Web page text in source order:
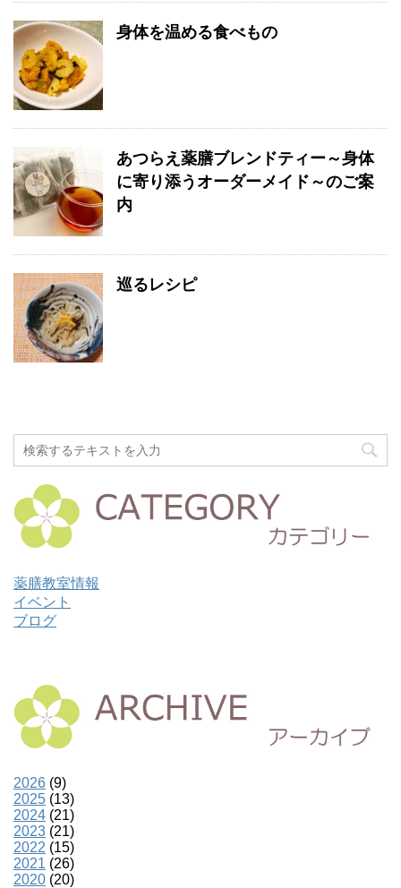
身体を温める食べもの
あつらえ薬膳ブレンドティー～身体
に寄り添うオーダーメイド～のご案
内
巡るレシピ
薬膳教室情報
イベント
ブログ
2026 (9)
2025 (13)
2024 (21)
2023 (21)
2022 (15)
2021 (26)
2020 (20)